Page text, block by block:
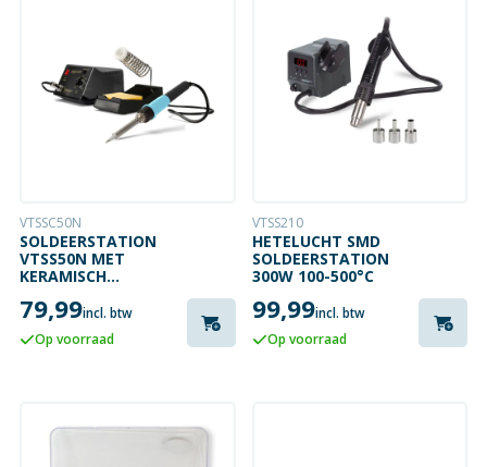
VTSSC50N
SOLDEERSTATION
VTSS50N MET
KERAMISCH
VERWARMINGSELEMENT
- 48 W - 150 TOT
79,99incl. btw
Op voorraad
VTSS210
HETELUCHT SMD
SOLDEERSTATION
300W 100-500°C
99,99incl. btw
Op voorraad